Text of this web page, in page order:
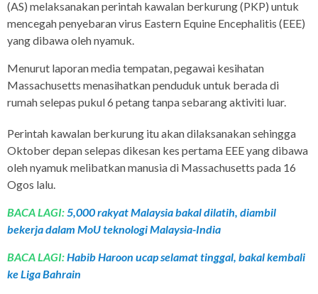
(AS) melaksanakan perintah kawalan berkurung (PKP) untuk
mencegah penyebaran virus Eastern Equine Encephalitis (EEE)
yang dibawa oleh nyamuk.
Menurut laporan media tempatan, pegawai kesihatan
Massachusetts menasihatkan penduduk untuk berada di
rumah selepas pukul 6 petang tanpa sebarang aktiviti luar.
Perintah kawalan berkurung itu akan dilaksanakan sehingga
Oktober depan selepas dikesan kes pertama EEE yang dibawa
oleh nyamuk melibatkan manusia di Massachusetts pada 16
Ogos lalu.
BACA LAGI:5,000 rakyat Malaysia bakal dilatih, diambil
bekerja dalam MoU teknologi Malaysia-India
BACA LAGI:Habib Haroon ucap selamat tinggal, bakal kembali
ke Liga Bahrain